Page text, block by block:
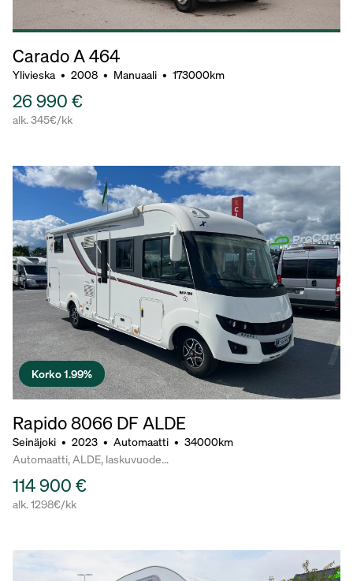
Carado A 464
Ylivieska • 2008 • Manuaali • 173000km
26 990 €
alk. 345€/kk
Korko 1.99%
Rapido 8066 DF ALDE
Seinäjoki • 2023 • Automaatti • 34000km
Automaatti, ALDE, laskuvuode...
114 900 €
alk. 1298€/kk